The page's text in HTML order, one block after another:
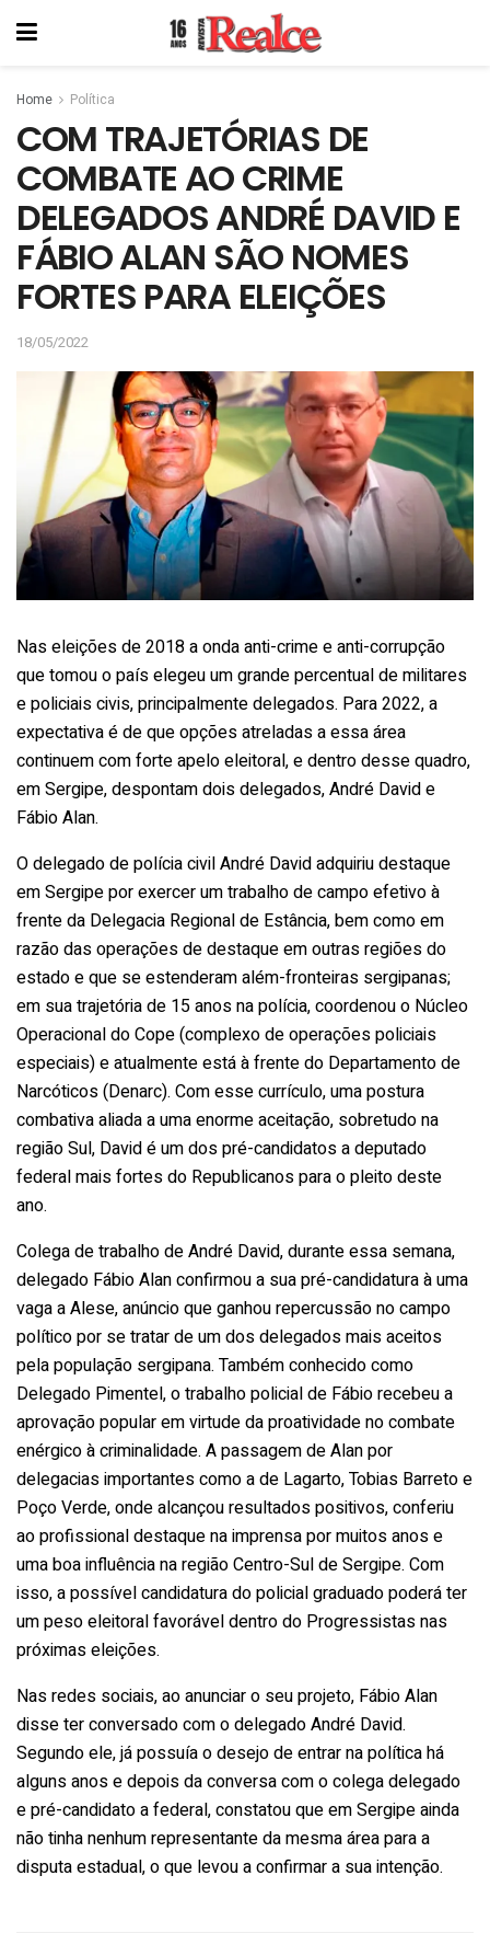
Home Política
COM TRAJETÓRIAS DE
COMBATE AO CRIME
DELEGADOS ANDRÉ DAVID E
FÁBIO ALAN SÃO NOMES
FORTES PARA ELEIÇÕES
18/05/2022
Nas eleições de 2018 a onda anti-crime e anti-corrupção
que tomou o país elegeu um grande percentual de militares
e policiais civis, principalmente delegados. Para 2022, a
expectativa é de que opções atreladas a essa área
continuem com forte apelo eleitoral, e dentro desse quadro,
em Sergipe, despontam dois delegados, André David e
Fábio Alan.
O delegado de polícia civil André David adquiriu destaque
em Sergipe por exercer um trabalho de campo efetivo à
frente da Delegacia Regional de Estância, bem como em
razão das operações de destaque em outras regiões do
estado e que se estenderam além-fronteiras sergipanas;
em sua trajetória de 15 anos na polícia, coordenou o Núcleo
Operacional do Cope (complexo de operações policiais
especiais) e atualmente está à frente do Departamento de
Narcóticos (Denarc). Com esse currículo, uma postura
combativa aliada a uma enorme aceitação, sobretudo na
região Sul, David é um dos pré-candidatos a deputado
federal mais fortes do Republicanos para o pleito deste
ano.
Colega de trabalho de André David, durante essa semana,
delegado Fábio Alan confirmou a sua pré-candidatura à uma
vaga a Alese, anúncio que ganhou repercussão no campo
político por se tratar de um dos delegados mais aceitos
pela população sergipana. Também conhecido como
Delegado Pimentel, o trabalho policial de Fábio recebeu a
aprovação popular em virtude da proatividade no combate
enérgico à criminalidade. A passagem de Alan por
delegacias importantes como a de Lagarto, Tobias Barreto e
Poço Verde, onde alcançou resultados positivos, conferiu
ao profissional destaque na imprensa por muitos anos e
uma boa influência na região Centro-Sul de Sergipe. Com
isso, a possível candidatura do policial graduado poderá ter
um peso eleitoral favorável dentro do Progressistas nas
próximas eleições.
Nas redes sociais, ao anunciar o seu projeto, Fábio Alan
disse ter conversado com o delegado André David.
Segundo ele, já possuía o desejo de entrar na política há
alguns anos e depois da conversa com o colega delegado
e pré-candidato a federal, constatou que em Sergipe ainda
não tinha nenhum representante da mesma área para a
disputa estadual, o que levou a confirmar a sua intenção.